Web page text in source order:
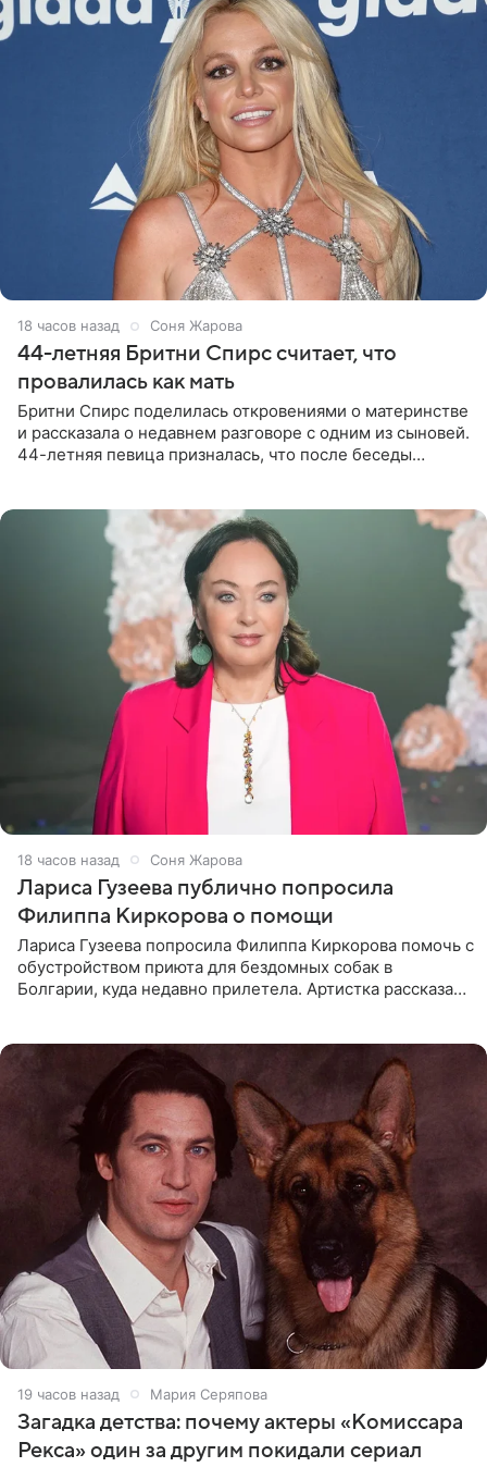
18 часов назад Соня Жарова
44-летняя Бритни Спирс считает, что
провалилась как мать
Бритни Спирс поделилась откровениями о материнстве
и рассказала о недавнем разговоре с одним из сыновей.
44-летняя певица призналась, что после беседы
18 часов назад Соня Жарова
Лариса Гузеева публично попросила
Филиппа Киркорова о помощи
Лариса Гузеева попросила Филиппа Киркорова помочь с
обустройством приюта для бездомных собак в
Болгарии, куда недавно прилетела. Артистка рассказала
19 часов назад Мария Серяпова
Загадка детства: почему актеры «Комиссара
Рекса» один за другим покидали сериал